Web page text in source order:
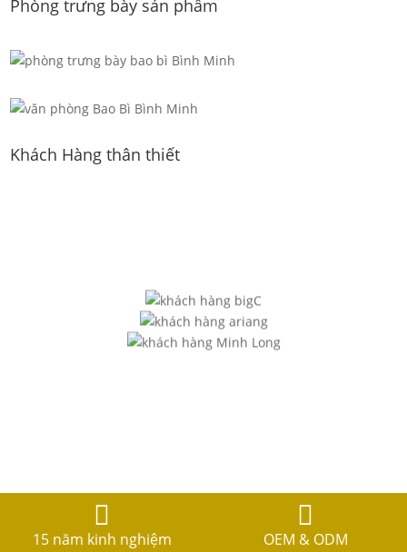
Phòng trưng bày sản phẩm
Khách Hàng thân thiết
15 năm kinh nghiệm OEM & ODM